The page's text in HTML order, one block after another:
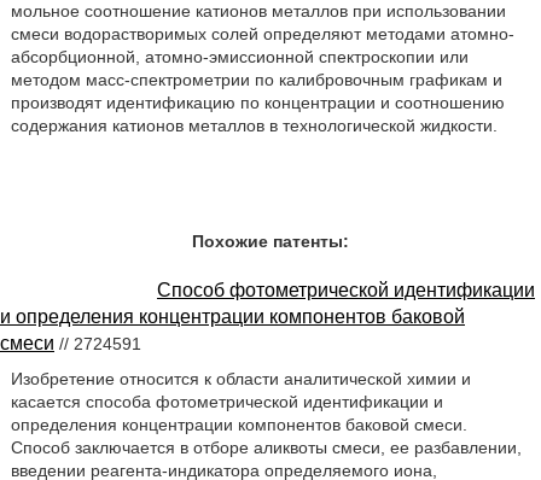
мольное соотношение катионов металлов при использовании
смеси водорастворимых солей определяют методами атомно-
абсорбционной, атомно-эмиссионной спектроскопии или
методом масс-спектрометрии по калибровочным графикам и
производят идентификацию по концентрации и соотношению
содержания катионов металлов в технологической жидкости.
Похожие патенты:
Способ фотометрической идентификации
и определения концентрации компонентов баковой
смеси // 2724591
Изобретение относится к области аналитической химии и
касается способа фотометрической идентификации и
определения концентрации компонентов баковой смеси.
Способ заключается в отборе аликвоты смеси, ее разбавлении,
введении реагента-индикатора определяемого иона,